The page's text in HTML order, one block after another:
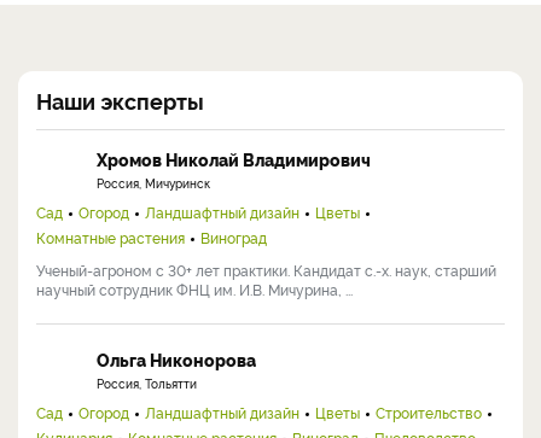
Наши эксперты
Хромов Николай Владимирович
Россия, Мичуринск
Сад Огород Ландшафтный дизайн
Цветы
Комнатные растения
Виноград
Ученый-агроном с 30+ лет практики. Кандидат с.-х. наук, старший
научный сотрудник ФНЦ им. И.В. Мичурина, ...
Ольга Никонорова
Россия, Тольятти
Сад Огород Ландшафтный дизайн Цветы
Строительство